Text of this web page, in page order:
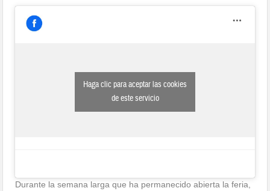
Haga clic para aceptar las cookies
de este servicio
Durante la semana larga que ha permanecido abierta la feria,